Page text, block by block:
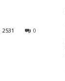
0
2531